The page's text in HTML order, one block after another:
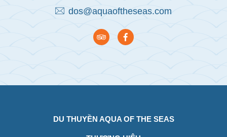
dos@aquaoftheseas.com
DU THUYỀN AQUA OF THE SEAS